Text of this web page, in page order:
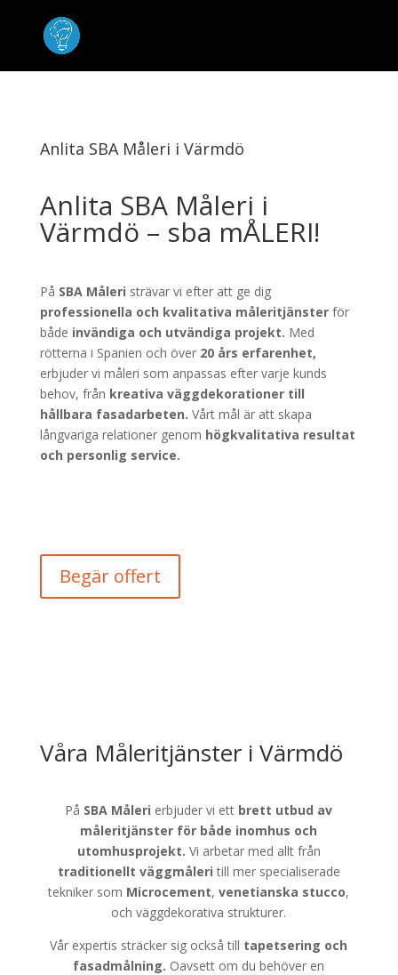
Anlita SBA Måleri i Värmdö
Anlita SBA Måleri i
Värmdö – sba mÅLERI!
På SBA Måleri strävar vi efter att ge dig
professionella och kvalitativa måleritjänsterför
både invändiga och utvändiga projekt. Med
rötterna i Spanien och över 20 års erfarenhet,
erbjuder vi måleri som anpassas efter varje kunds
behov, från kreativa väggdekorationer till
hållbara fasadarbeten. Vårt mål är att skapa
långvariga relationer genom högkvalitativa resultat
och personlig service.
Begär offert
Våra Måleritjänster i Värmdö
På SBA Måleri erbjuder vi ett brett utbud av
måleritjänster för både inomhus och
utomhusprojekt. Vi arbetar med allt från
traditionellt väggmåleri till mer specialiserade
tekniker som Microcement,venetianska stucco,
och väggdekorativa strukturer.
Vår expertis sträcker sig också till tapetsering och
fasadmålning. Oavsett om du behöver en